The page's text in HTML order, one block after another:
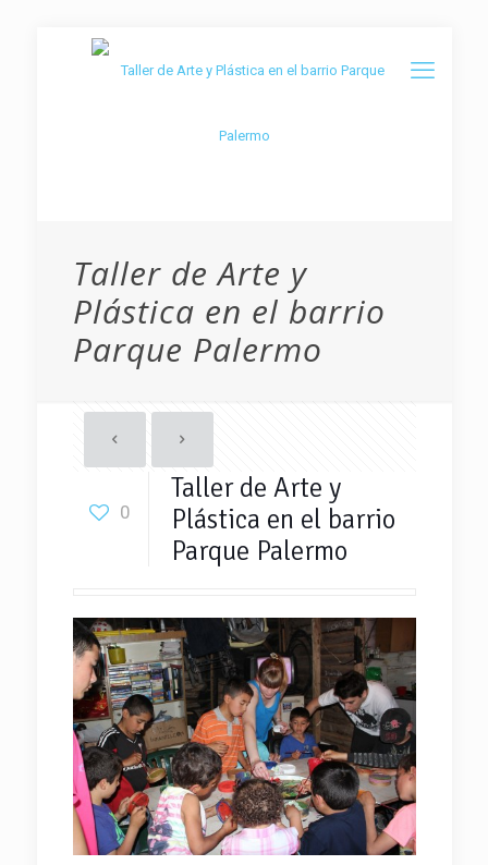
Taller de Arte y
Plástica en el barrio
Parque Palermo
0
Taller de Arte y
Plástica en el barrio
Parque Palermo